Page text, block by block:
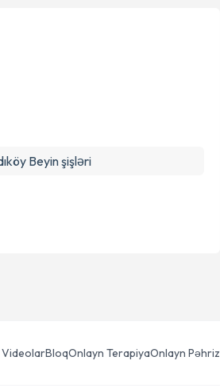
Beyin şişləri
VideolarBloqOnlayn TerapiyaOnlayn Pəhriz